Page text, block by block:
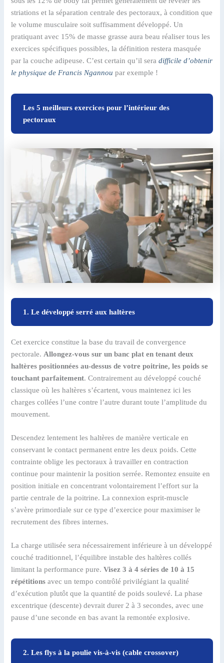
striations et la séparation centrale des pectoraux, à condition que
le volume musculaire soit suffisamment développé. Un
pratiquant avec 15% de masse grasse aura beau réaliser tous les
exercices spécifiques possibles, la définition restera masquée
par la couche adipeuse. C’est certain qu’il seradifficile d’obtenir
le physique de Francis Ngannou par exemple !
Les 5 meilleurs exercices pour l’intérieur des
pectoraux
1. Le développé serré aux haltères
Cet exercice constitue la base du travail de convergence
pectorale. Allongez-vous sur un banc plat en tenant deux
haltères positionnées au-dessus de votre poitrine, les poids se
touchant parfaitement. Contrairement au développé couché
classique où les haltères s’écartent, vous maintenez ici les
charges collées l’une contre l’autre durant toute l’amplitude du
mouvement.
Descendez lentement les haltères de manière verticale en
conservant le contact permanent entre les deux poids. Cette
contrainte oblige les pectoraux à travailler en contraction
continue pour maintenir la position serrée. Remontez ensuite en
position initiale en concentrant volontairement l’effort sur la
partie centrale de la poitrine. La connexion esprit-muscle
s’avère primordiale sur ce type d’exercice pour maximiser le
recrutement des fibres internes.
La charge utilisée sera nécessairement inférieure à un développé
couché traditionnel, l’équilibre instable des haltères collés
limitant la performance pure.Visez 3 à 4 séries de 10 à 15
répétitions avec un tempo contrôlé privilégiant la qualité
d’exécution plutôt que la quantité de poids soulevé. La phase
excentrique (descente) devrait durer 2 à 3 secondes, avec une
pause d’une seconde en bas avant la remontée explosive.
2. Les flys à la poulie vis-à-vis (cable crossover)